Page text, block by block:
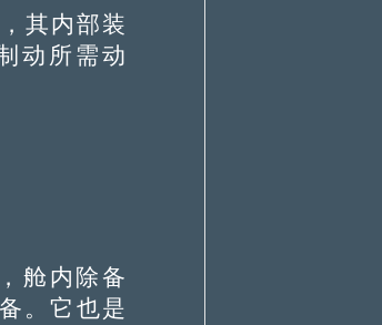
其内部装
动所需动
舱内除备
。它也是